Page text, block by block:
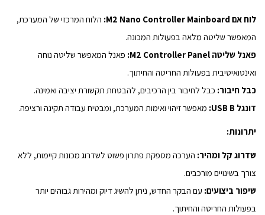
לוח אם M2 Nano Controller Mainboard:
הלוח המרכזי של המערכת,
המאפשר שליטה מלאה בפעולות המכונה.
פאנל שליטה M2 Controller Panel:
פאנל המאפשר שליטה נוחה
ואינטואיטיבית בפעולות החריטה והחיתוך.
כבל חיבור: כבל לחיבור בין הרכיבים, להבטחת תקשורת יציבה ואמינה.
דונגל USB B:
מאפשר זיהוי ואימות המערכת, ומבטיח עבודה תקינה ורציפה.
יתרונות:
שדרוג קל ומהיר: הערכה מספקת פתרון פשוט לשדרוג מכונות קיימות, ללא
צורך בשינויים מורכבים.
שיפור ביצועים: עם הבקר החדש, ניתן להשיג דיוק ומהירות גבוהים יותר
בפעולות החריטה והחיתוך.